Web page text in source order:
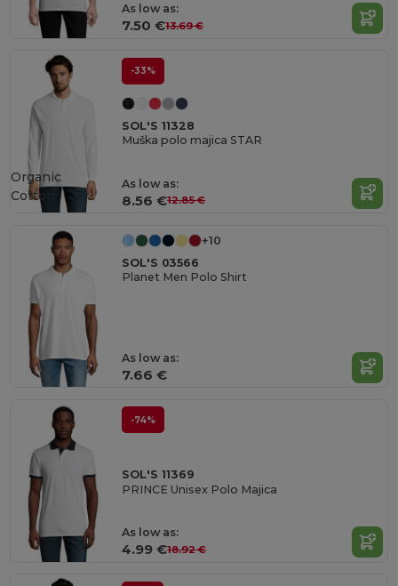
As low as:
7.50 €13.69 €
-33%
SOL'S 11328
Muška polo majica STAR
As low as:
8.56 €12.85 €
Organic
Cotton
+10
SOL'S 03566
Planet Men Polo Shirt
As low as:
7.66 €
-74%
SOL'S 11369
PRINCE Unisex Polo Majica
As low as:
4.99 €18.92 €